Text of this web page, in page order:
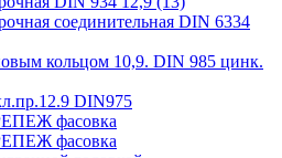
соединительная DIN 6334
кольцом 10,9. DIN 985 цинк.
DIN975
фасовка
фасовка